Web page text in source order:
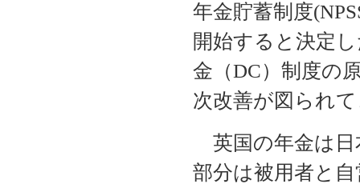
年金貯蓄制度
開始すると決定
金（DC）制度の
次改善が図られ
英国の年金は日
部分は被用者と